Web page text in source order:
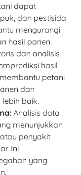
dapat
dan pestisida
mengurangi
hasil panen.
dan analisis
hasil
petani
dan
baik.
Analisis data
menunjukkan
penyakit
Ini
yang